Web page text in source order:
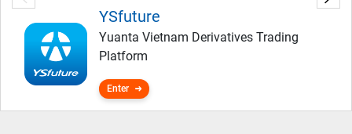
YSfuture
Yuanta Vietnam Derivatives Trading
Platform
Enter